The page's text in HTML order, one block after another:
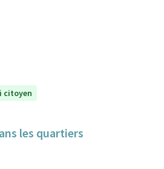
citoyen
les quartiers